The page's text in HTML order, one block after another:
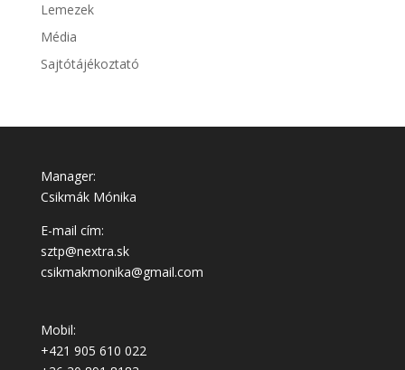
Lemezek
Média
Sajtótájékoztató
Manager:
Csikmák Mónika
E-mail cím:
sztp@nextra.sk
csikmakmonika@gmail.com
Mobil:
+421 905 610 022